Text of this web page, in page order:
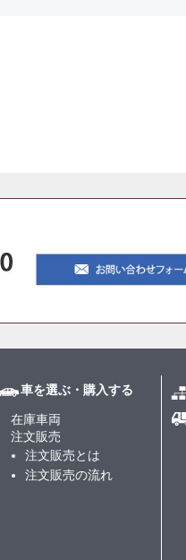
車を選ぶ・購入する
在庫車両
注文販売
注文販売とは
注文販売の流れ